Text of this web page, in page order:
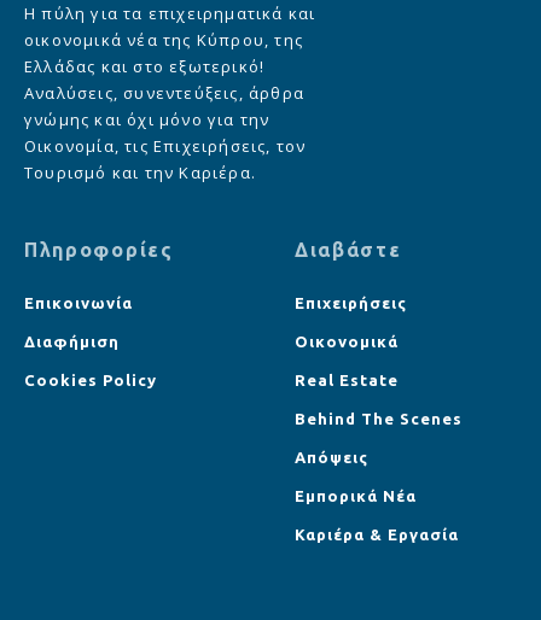
Η πύλη για τα επιχειρηματικά και
οικονομικά νέα της Κύπρου, της
Ελλάδας και στο εξωτερικό!
Αναλύσεις, συνεντεύξεις, άρθρα
γνώμης και όχι μόνο για την
Οικονομία, τις Επιχειρήσεις, τον
Τουρισμό και την Καριέρα.
Πληροφορίες
Επικοινωνία
Διαφήμιση
Cookies Policy
Διαβάστε
Επιχειρήσεις
Οικονομικά
Real Estate
Behind The Scenes
Απόψεις
Εμπορικά Νέα
Καριέρα & Εργασία